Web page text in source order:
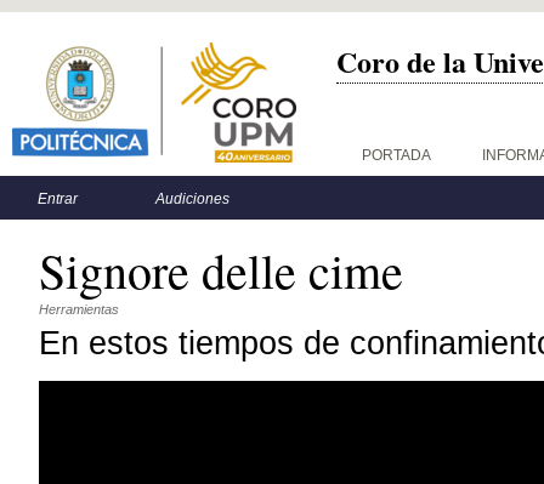
Coro de la
Menú principal PORTADA
Menú secundario
Entrar Audiciones
Signore delle cime
Herramientas
En estos tiempos de